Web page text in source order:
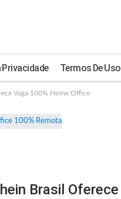
Termos De Uso
Vaga 100% Home Office
Brasil Oferece